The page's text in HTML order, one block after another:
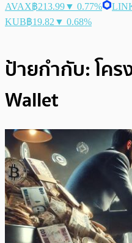
AVAX฿213.99▼ 0.77%
KUB฿19.82 ▼ 0.68%
ป้ายกำกับ:โค
Wallet